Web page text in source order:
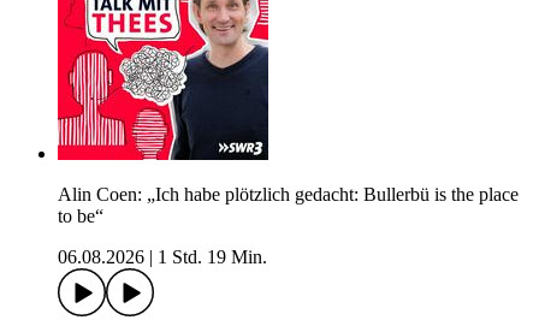
Alin Coen: „Ich habe plötzlich gedacht: Bullerbü is the place
to be“
06.08.2026
1 Std. 19 Min.